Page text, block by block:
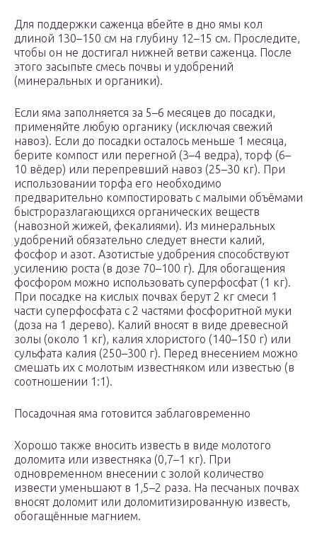
Для поддержки саженца вбейте в дно ямы кол
длиной 130–150 см на глубину 12–15 см. Проследите,
чтобы он не достигал нижней ветви саженца. После
этого засыпьте смесь почвы и удобрений
(минеральных и органики).
Если яма заполняется за 5–6 месяцев до посадки,
применяйте любую органику (исключая свежий
навоз). Если до посадки осталось меньше 1 месяца,
берите компост или перегной (3–4 ведра), торф (6–
10 вёдер) или перепревший навоз (25–30 кг). При
использовании торфа его необходимо
предварительно компостировать с малыми объёмами
быстроразлагающихся органических веществ
(навозной жижей, фекалиями). Из минеральных
удобрений обязательно следует внести калий,
фосфор и азот. Азотистые удобрения способствуют
усилению роста (в дозе 70–100 г). Для обогащения
фосфором можно использовать суперфосфат (1 кг).
При посадке на кислых почвах берут 2 кг смеси 1
части суперфосфата с 2 частями фосфоритной муки
(доза на 1 дерево). Калий вносят в виде древесной
золы (около 1 кг), калия хлористого (140–150 г) или
сульфата калия (250–300 г). Перед внесением можно
смешать их с молотым известняком или известью (в
соотношении 1:1).
Посадочная яма готовится заблаговременно
Хорошо также вносить известь в виде молотого
доломита или известняка (0,7–1 кг). При
одновременном внесении с золой количество
извести уменьшают в 1,5–2 раза. На песчаных почвах
вносят доломит или доломитизированную известь,
обогащённые магнием.